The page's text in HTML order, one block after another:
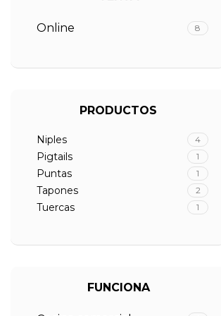
Online 8
PRODUCTOS
Niples 4
Pigtails 1
Puntas 1
Tapones 2
Tuercas 1
FUNCIONA